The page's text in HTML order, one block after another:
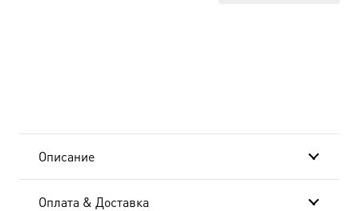
Описание
Оплата & Доставка